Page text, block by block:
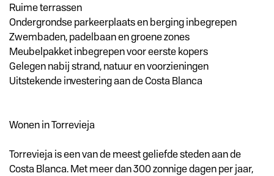
Ruime terrassen
Ondergrondse parkeerplaats en berging inbegrepen
Zwembaden, padelbaan en groene zones
Meubelpakket inbegrepen voor eerste kopers
Gelegen nabij strand, natuur en voorzieningen
Uitstekende investering aan de Costa Blanca
Wonen in Torrevieja
Torrevieja is een van de meest geliefde steden aan de
Costa Blanca. Met meer dan 300 zonnige dagen per jaar,